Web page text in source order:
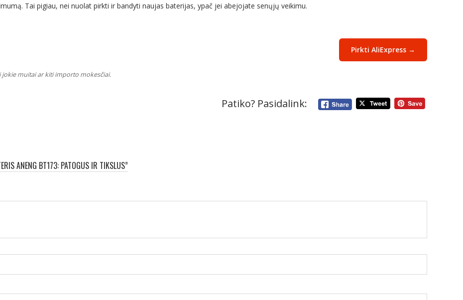
Tai pigiau, nei nuolat pirkti ir bandyti naujas baterijas, ypač jei abejojate senųjų veikimu.
Pirkti AliExpress →
muitai ar kiti importo mokesčiai.
Patiko? Pasidalink:
ANENG BT173: PATOGUS IR TIKSLUS”